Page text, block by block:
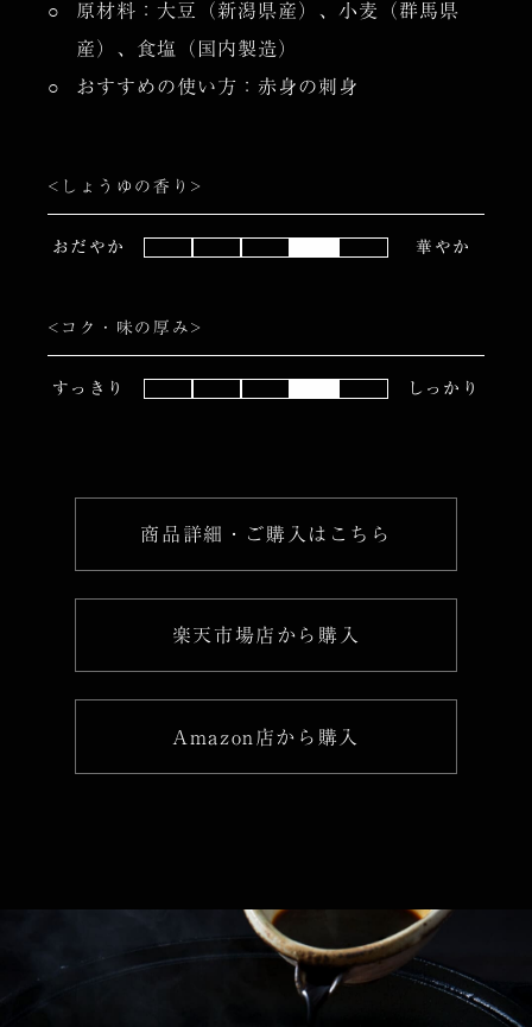
原材料：大豆（新潟県産）、小麦（群馬県
産）、食塩（国内製造）
おすすめの使い方：赤身の刺身
<しょうゆの香り>
おだやか 華やか
<コク・味の厚み>
すっきり しっかり
商品詳細・ご購入はこちら
楽天市場店から購入
Amazon店から購入